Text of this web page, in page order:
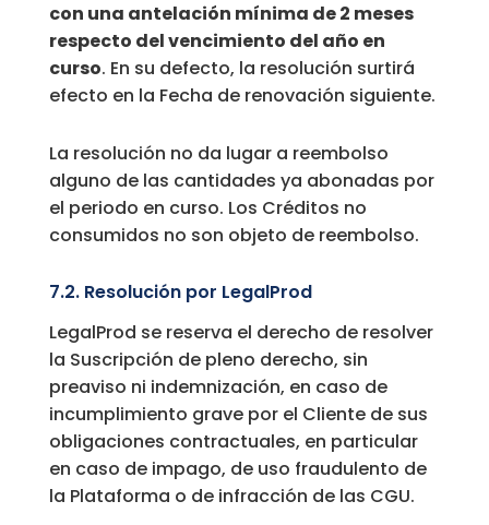
con una antelación mínima de 2 meses
respecto del vencimiento del año en
curso. En su defecto, la resolución surtirá
efecto en la Fecha de renovación siguiente.
La resolución no da lugar a reembolso
alguno de las cantidades ya abonadas por
el periodo en curso. Los Créditos no
consumidos no son objeto de reembolso.
7.2. Resolución por LegalProd
LegalProd se reserva el derecho de resolver
la Suscripción de pleno derecho, sin
preaviso ni indemnización, en caso de
incumplimiento grave por el Cliente de sus
obligaciones contractuales, en particular
en caso de impago, de uso fraudulento de
la Plataforma o de infracción de las CGU.